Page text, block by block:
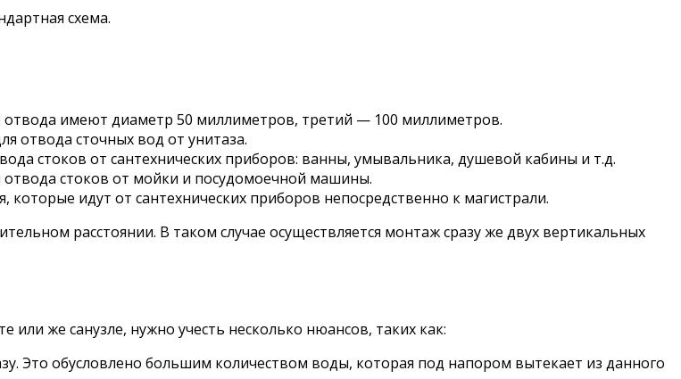
схема.
отвода имеют диаметр 50 миллиметров, третий — 100 миллиметров.
отвода сточных вод от унитаза.
стоков от сантехнических приборов: ванны, умывальника, душевой кабины и т.д.
стоков от мойки и посудомоечной машины.
идут от сантехнических приборов непосредственно к магистрали.
расстоянии. В таком случае осуществляется монтаж сразу же двух вертикальных
же санузле, нужно учесть несколько нюансов, таких как:
Это обусловлено большим количеством воды, которая под напором вытекает из данного